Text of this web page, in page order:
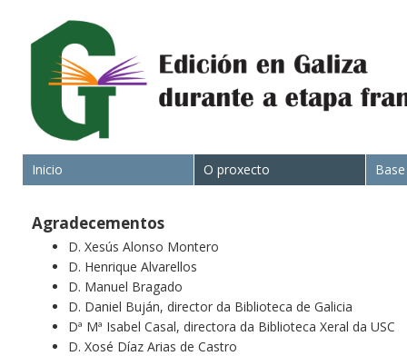
Inicio O proxecto
Agradecementos
D. Xesús Alonso Montero
D. Henrique Alvarellos
D. Manuel Bragado
D. Daniel Buján, director da Biblioteca de Galicia
Dª Mª Isabel Casal, directora da Biblioteca Xeral da USC
D. Xosé Díaz Arias de Castro